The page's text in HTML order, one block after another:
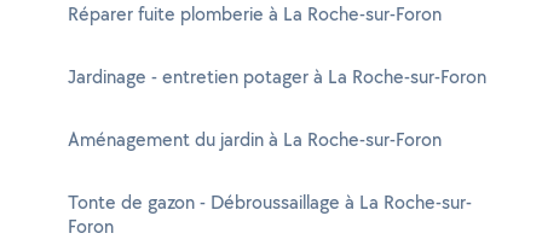
Réparer fuite plomberie à La Roche-sur-Foron
Jardinage - entretien potager à La Roche-sur-Foron
Aménagement du jardin à La Roche-sur-Foron
Tonte de gazon - Débroussaillage à La Roche-sur-
Foron